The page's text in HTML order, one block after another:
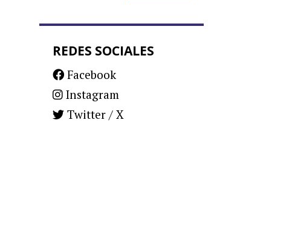
REDES SOCIALES
Facebook
Instagram
Twitter / X